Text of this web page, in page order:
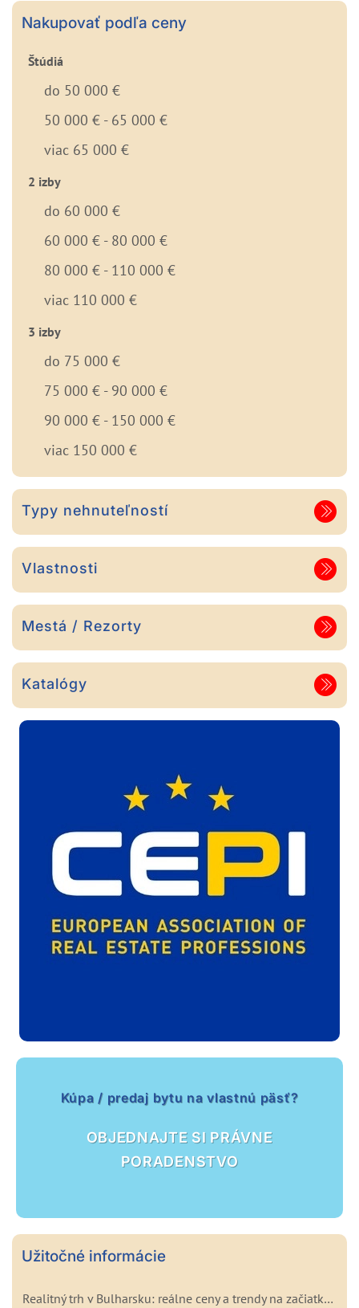
Nakupovať podľa ceny
Štúdiá
do 50 000 €
50 000 € - 65 000 €
viac 65 000 €
2 izby
do 60 000 €
60 000 € - 80 000 €
80 000 € - 110 000 €
viac 110 000 €
3 izby
do 75 000 €
75 000 € - 90 000 €
90 000 € - 150 000 €
viac 150 000 €
Typy nehnuteľností
Vlastnosti
Mestá / Rezorty
Katalógy
Kúpa / predaj bytu na vlastnú päsť?
OBJEDNAJTE SI PRÁVNE
PORADENSTVO
Užitočné informácie
Realitný trh v Bulharsku: reálne ceny a trendy na začiatku roka 2026